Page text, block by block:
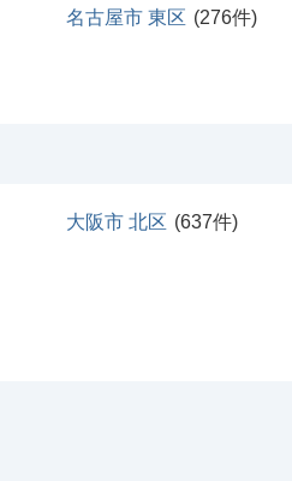
名古屋市 東区 (276件)
大阪市 北区 (637件)